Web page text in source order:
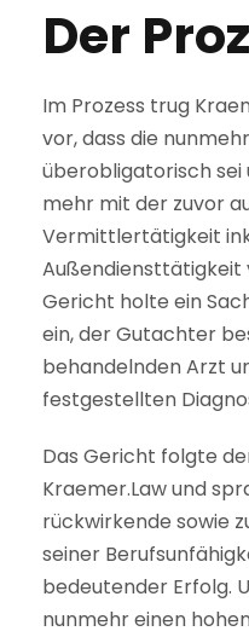
Der
Im Prozess trug
vor, dass die
überobligatorisch sei
mehr mit der zuvor
Vermittlertätigkeit
Außendiensttätigkeit
Gericht holte ein
ein, der Gutachter
behandelnden Arzt
festgestellten
Das Gericht folgte
Kraemer.Law und
rückwirkende sowie
seiner
bedeutender Erfolg.
nunmehr einen